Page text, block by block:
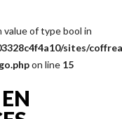
value of type bool in
sites/
on line 15